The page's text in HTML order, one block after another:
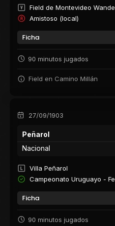
Field de Montevideo
Amistoso (local)
Ficha
90 minutos jugados
Field en Camino Millán
27/09/1903
Peñarol
Nacional
Villa Peñarol
Campeonato Uruguayo -
Ficha
90 minutos jugados